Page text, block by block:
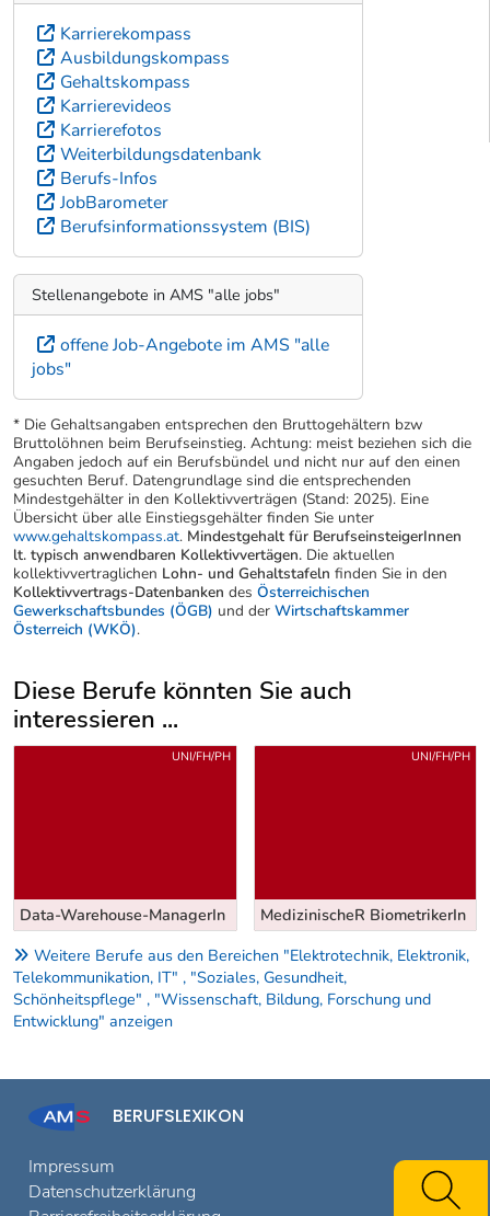
Karrierekompass
Ausbildungskompass
Gehaltskompass
Karrierevideos
Karrierefotos
Weiterbildungsdatenbank
Berufs-Infos
JobBarometer
Berufsinformationssystem (BIS)
Stellenangebote in AMS "alle jobs"
offene Job-Angebote im AMS "alle
jobs"
* Die Gehaltsangaben entsprechen den Bruttogehältern bzw
Bruttolöhnen beim Berufseinstieg. Achtung: meist beziehen sich die
Angaben jedoch auf ein Berufsbündel und nicht nur auf den einen
gesuchten Beruf. Datengrundlage sind die entsprechenden
Mindestgehälter in den Kollektivverträgen (Stand: 2025). Eine
Übersicht über alle Einstiegsgehälter finden Sie unter
www.gehaltskompass.at. Mindestgehalt für BerufseinsteigerInnen
lt. typisch anwendbaren Kollektivvertägen. Die aktuellen
kollektivvertraglichen Lohn- und Gehaltstafeln finden Sie in den
Kollektivvertrags-Datenbanken des Österreichischen
Gewerkschaftsbundes (ÖGB) und der Wirtschaftskammer
Österreich (WKÖ).
Diese Berufe könnten Sie auch
interessieren ...
Uber weitere Berufsvorschläge
Data-Warehouse-ManagerIn
UNI/FH/PH
MedizinischeR BiometrikerIn
UNI/FH/PH
Weitere Berufe aus den Bereichen "Elektrotechnik, Elektronik,
Telekommunikation, IT" , "Soziales, Gesundheit,
Schönheitspflege" , "Wissenschaft, Bildung, Forschung und
Entwicklung" anzeigen
BERUFSLEXIKON
Impressum
Datenschutzerklärung